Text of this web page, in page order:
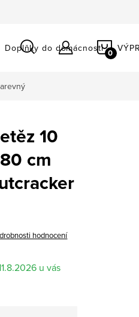
Doplňky do domácnosti
10
cm
hodnocení